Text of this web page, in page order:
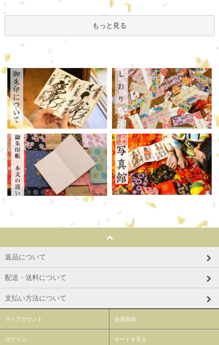
もっと見る
返品について
配送・送料について
支払い方法について
マイアカウント 会員登録
ログイン カートを見る